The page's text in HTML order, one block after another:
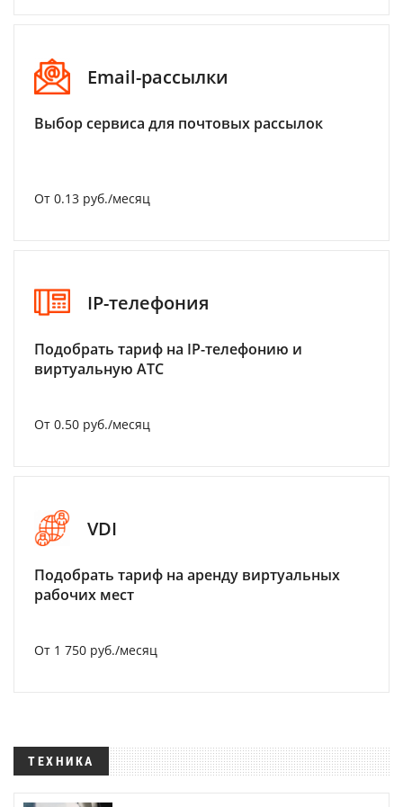
Email-рассылки
Выбор сервиса для почтовых рассылок
От 0.13 руб./месяц
IP-телефония
Подобрать тариф на IP-телефонию и
виртуальную АТС
От 0.50 руб./месяц
VDI
Подобрать тариф на аренду виртуальных
рабочих мест
От 1 750 руб./месяц
ТЕХНИКА